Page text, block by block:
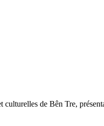
de Bên Tre,